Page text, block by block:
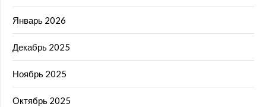
Январь 2026
Декабрь 2025
Ноябрь 2025
Октябрь 2025